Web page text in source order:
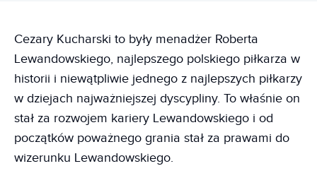
Cezary Kucharski to były menadżer Roberta
Lewandowskiego, najlepszego polskiego piłkarza w
historii i niewątpliwie jednego z najlepszych piłkarzy
w dziejach najważniejszej dyscypliny. To właśnie on
stał za rozwojem kariery Lewandowskiego i od
początków poważnego grania stał za prawami do
wizerunku Lewandowskiego.